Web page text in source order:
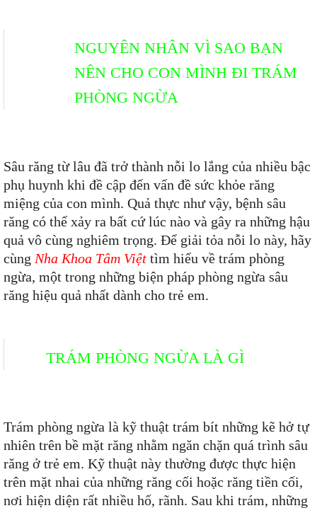
NGUYÊN NHÂN VÌ SAO BẠN
NÊN CHO CON MÌNH ĐI TRÁM
PHÒNG NGỪA
Sâu răng từ lâu đã trở thành nỗi lo lắng của nhiều bậc
phụ huynh khi đề cập đến vấn đề sức khỏe răng
miệng của con mình. Quả thực như vậy, bệnh sâu
răng có thể xảy ra bất cứ lúc nào và gây ra những hậu
quả vô cùng nghiêm trọng. Để giải tỏa nỗi lo này, hãy
cùng Nha Khoa Tâm Việt tìm hiểu về trám phòng
ngừa, một trong những biện pháp phòng ngừa sâu
răng hiệu quả nhất dành cho trẻ em.
TRÁM PHÒNG NGỪA LÀ GÌ
Trám phòng ngừa là kỹ thuật trám bít những kẽ hở tự
nhiên trên bề mặt răng nhằm ngăn chặn quá trình sâu
răng ở trẻ em. Kỹ thuật này thường được thực hiện
trên mặt nhai của những răng cối hoặc răng tiền cối,
nơi hiện diện rất nhiều hố, rãnh. Sau khi trám, những